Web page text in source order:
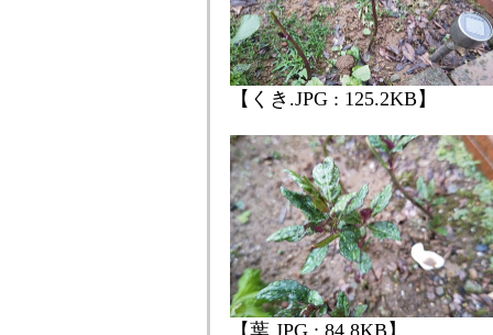
【くき.JPG : 125.2KB】
【葉.JPG : 84.8KB】